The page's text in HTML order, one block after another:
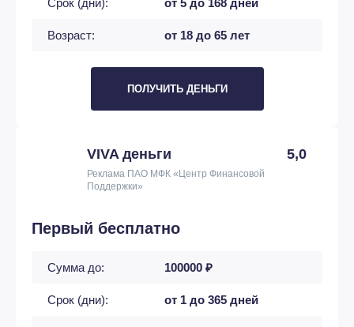
Срок (дни): от 5 до 168 дней
Возраст: от 18 до 65 лет
ПОЛУЧИТЬ ДЕНЬГИ
VIVA деньги 5,0
Реклама ПАО МФК «Центр Финансовой
Поддержки»
Первый бесплатно
Сумма до: 100000 ₽
Срок (дни): от 1 до 365 дней